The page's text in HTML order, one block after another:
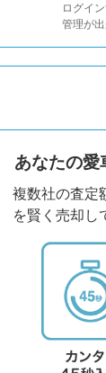
ログイ
管理が
あなたの愛
複数社の査定
を賢く売却し